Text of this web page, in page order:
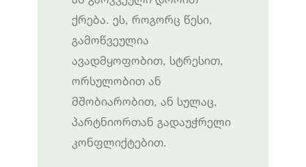
ქრება. ეს, როგორც წესი,
გამოწვეულია
ავადმყოფობით, სტრესით,
ორსულობით ან
მშობიარობით, ან სულაც,
პარტნიორთან გადაუჭრელი
კონფლიქტებით.